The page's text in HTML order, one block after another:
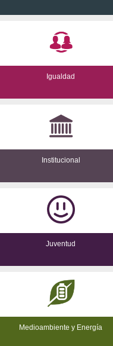
Igualdad
Institucional
Juventud
Medioambiente y Energía